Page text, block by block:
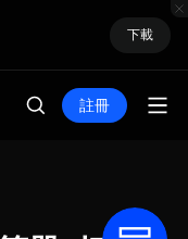
下載
註冊